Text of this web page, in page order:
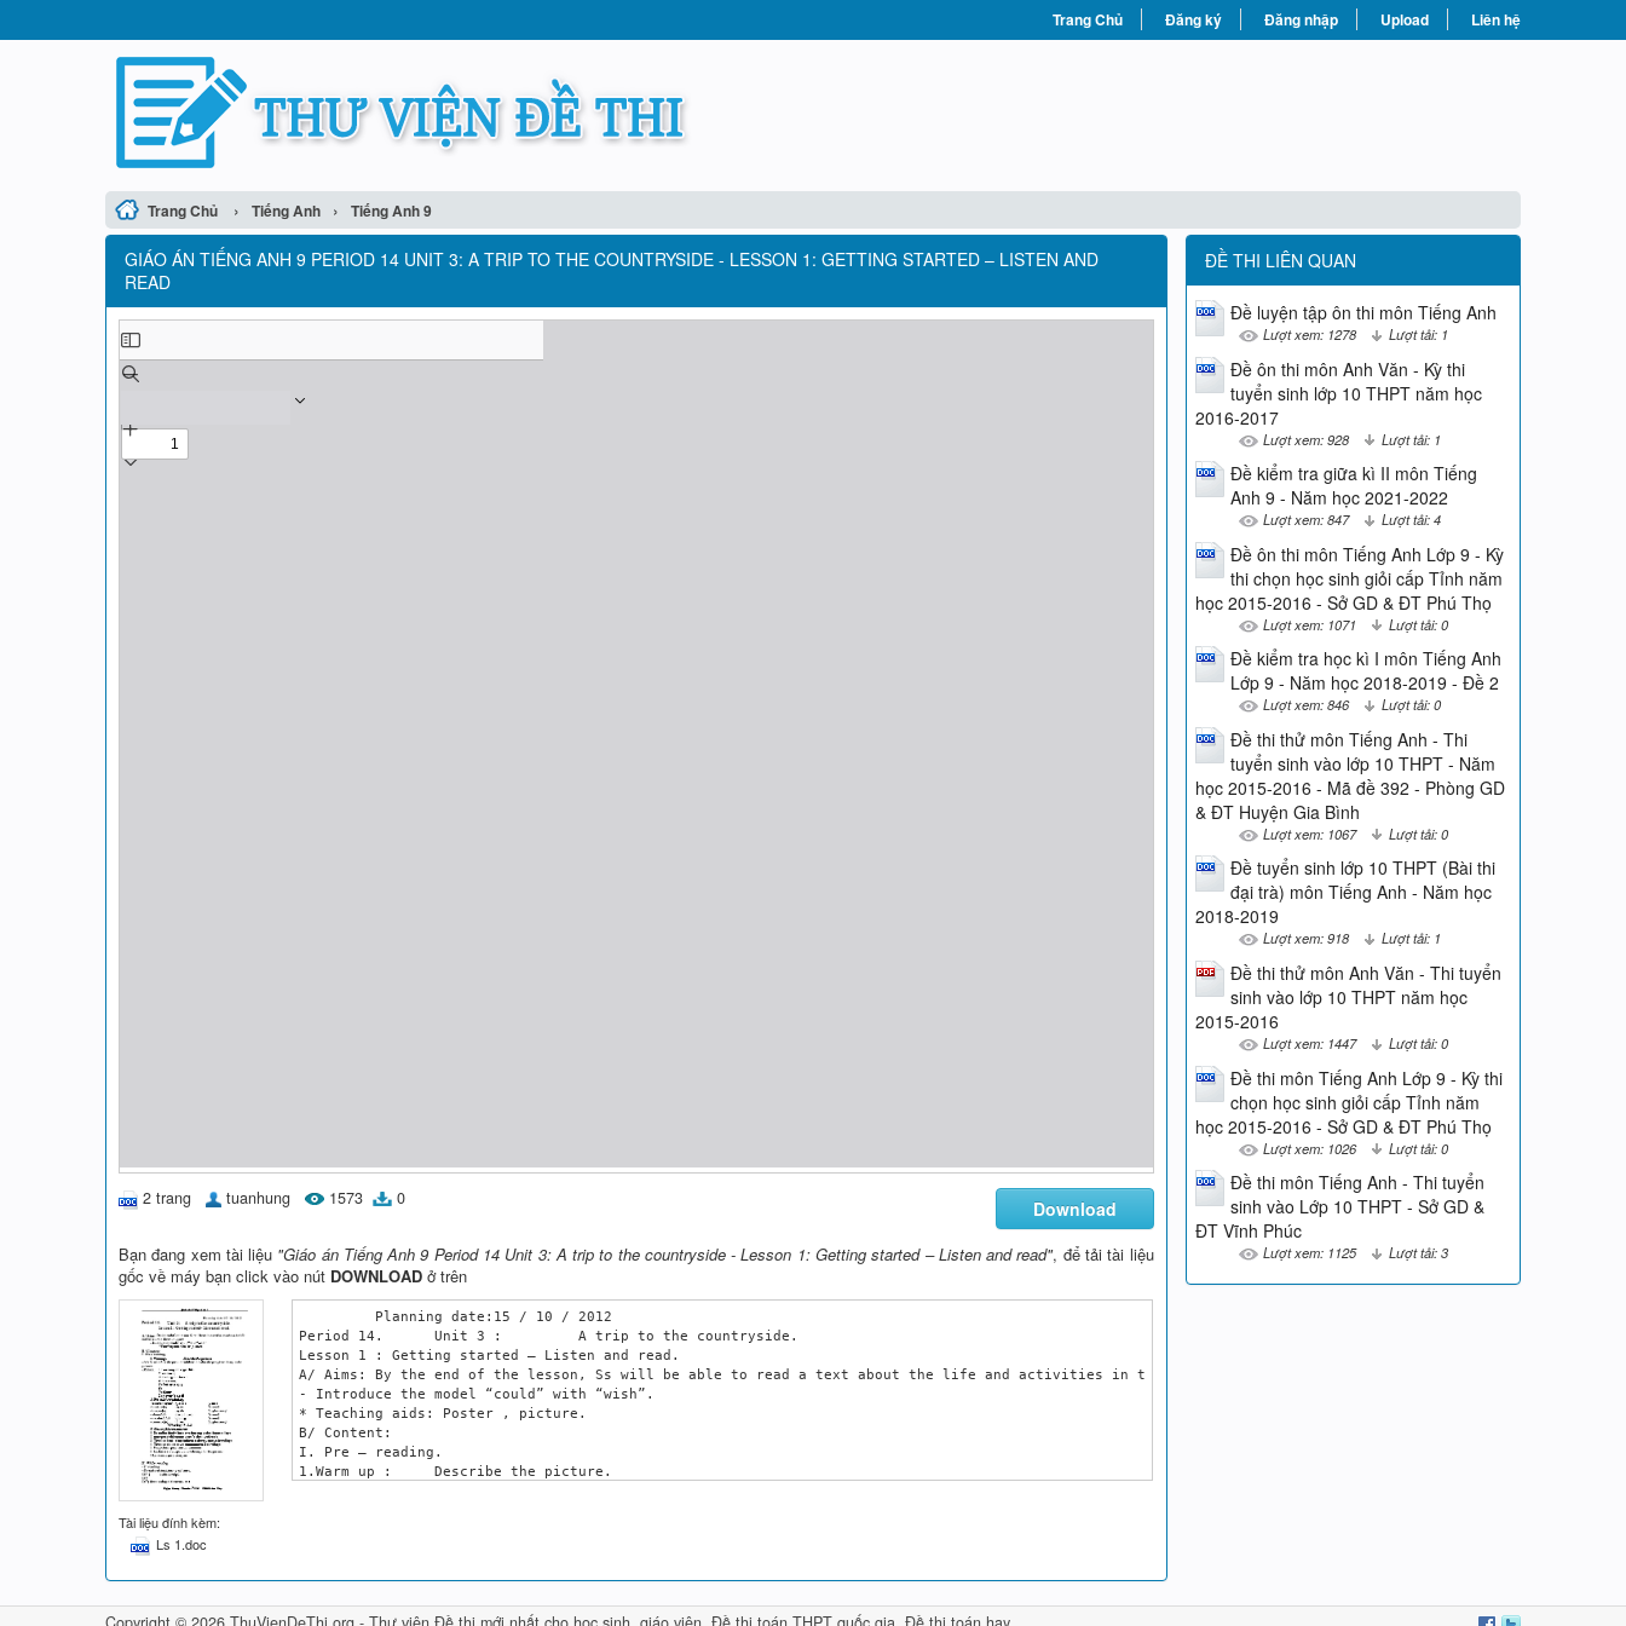
Trang Chủ Đăng ký Đăng nhập Upload Liên hệ
Trang Chủ › Tiếng Anh › Tiếng Anh 9
GIÁO ÁN TIẾNG ANH 9 PERIOD 14 UNIT 3: A TRIP TO THE COUNTRYSIDE - LESSON 1: GETTING STARTED – LISTEN AND
READ
2 trang tuanhung 1573 0 Download
Bạn đang xem tài liệu "Giáo án Tiếng Anh 9 Period 14 Unit 3: A trip to the countryside - Lesson 1: Getting started – Listen and read", để tải tài liệu
gốc về máy bạn click vào nút DOWNLOAD ở trên
Period 14.	Unit 3 :	 A trip to the countryside.
Lesson 1 : Getting started – Listen and read.
A/ Aims: By the end of the lesson, Ss will be able to read a text about the life and activities in the countryside.
- Introduce the model “could” with “wish”.
* Teaching aids: Poster , picture.
B/ Content:
I. Pre – reading.
1.Warm up :	Describe the picture.
	5 : feeding the pig.
	6 :
Tài liệu đính kèm:
Ls 1.doc
ĐỀ THI LIÊN QUAN
Đề luyện tập ôn thi môn Tiếng Anh
Lượt xem: 1278 Lượt tải: 1
Đề ôn thi môn Anh Văn - Kỳ thi
tuyển sinh lớp 10 THPT năm học
2016-2017
Lượt xem: 928 Lượt tải: 1
Đề kiểm tra giữa kì II môn Tiếng
Anh 9 - Năm học 2021-2022
Lượt xem: 847 Lượt tải: 4
Đề ôn thi môn Tiếng Anh Lớp 9 - Kỳ
thi chọn học sinh giỏi cấp Tỉnh năm
học 2015-2016 - Sở GD & ĐT Phú Thọ
Lượt xem: 1071 Lượt tải: 0
Đề kiểm tra học kì I môn Tiếng Anh
Lớp 9 - Năm học 2018-2019 - Đề 2
Lượt xem: 846 Lượt tải: 0
Đề thi thử môn Tiếng Anh - Thi
tuyển sinh vào lớp 10 THPT - Năm
học 2015-2016 - Mã đề 392 - Phòng GD
& ĐT Huyện Gia Bình
Lượt xem: 1067 Lượt tải: 0
Đề tuyển sinh lớp 10 THPT (Bài thi
đại trà) môn Tiếng Anh - Năm học
2018-2019
Lượt xem: 918 Lượt tải: 1
Đề thi thử môn Anh Văn - Thi tuyển
sinh vào lớp 10 THPT năm học
2015-2016
Lượt xem: 1447 Lượt tải: 0
Đề thi môn Tiếng Anh Lớp 9 - Kỳ thi
chọn học sinh giỏi cấp Tỉnh năm
học 2015-2016 - Sở GD & ĐT Phú Thọ
Lượt xem: 1026 Lượt tải: 0
Đề thi môn Tiếng Anh - Thi tuyển
sinh vào Lớp 10 THPT - Sở GD &
ĐT Vĩnh Phúc
Lượt xem: 1125 Lượt tải: 3